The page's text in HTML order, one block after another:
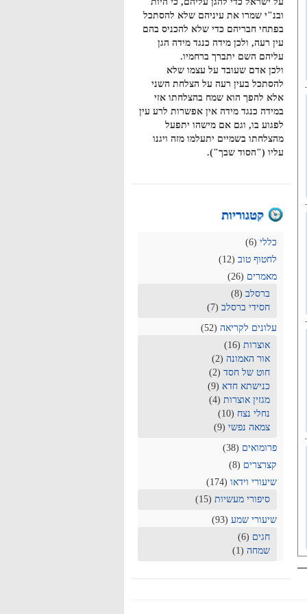
ובנ"י שמרו את עיניהם שלא להסתכל
בפתחי חבריהם כדי שלא להכניס בהם
עין רעה, ולכן מידה כנגד מידה הגן
עליהם השם יתברך ברחמיו.
ולכן אדם שעובד על עצמו שלא
להסתכל בעין רעה על הצלחת השני
אלא להפך הוא שמח בהצלחתו אזי
במידה כנגד מידה אין אפשרות לרע עין
לפגוע בו, וגם אם מישהו יתפעל
מהצלחתו בשמיים יתעלמו מזה ויגנו
עליו ("הסוד שבך").
קטגוריות
כללי (6)
לחטוף טוב (12)
מאמרים (26)
ברסלב (8)
חסידי ברסלב (7)
עלונים לקריאה (52)
אוצרות (16)
אור האמונה (2)
חוט של חסד (2)
כנישתא חדא (9)
מגזין אוצרות (4)
נחלי נצח (10)
צמאה נפשי (9)
פרומואים (38)
קצרצרים (8)
שיעורי וידאו (174)
סיפורי מעשיות (15)
שיעורי שמע (93)
חגים (6)
שמחה (1)